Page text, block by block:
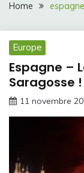
Home espagne
Europe
Espagne –
Saragosse !
11 novembre